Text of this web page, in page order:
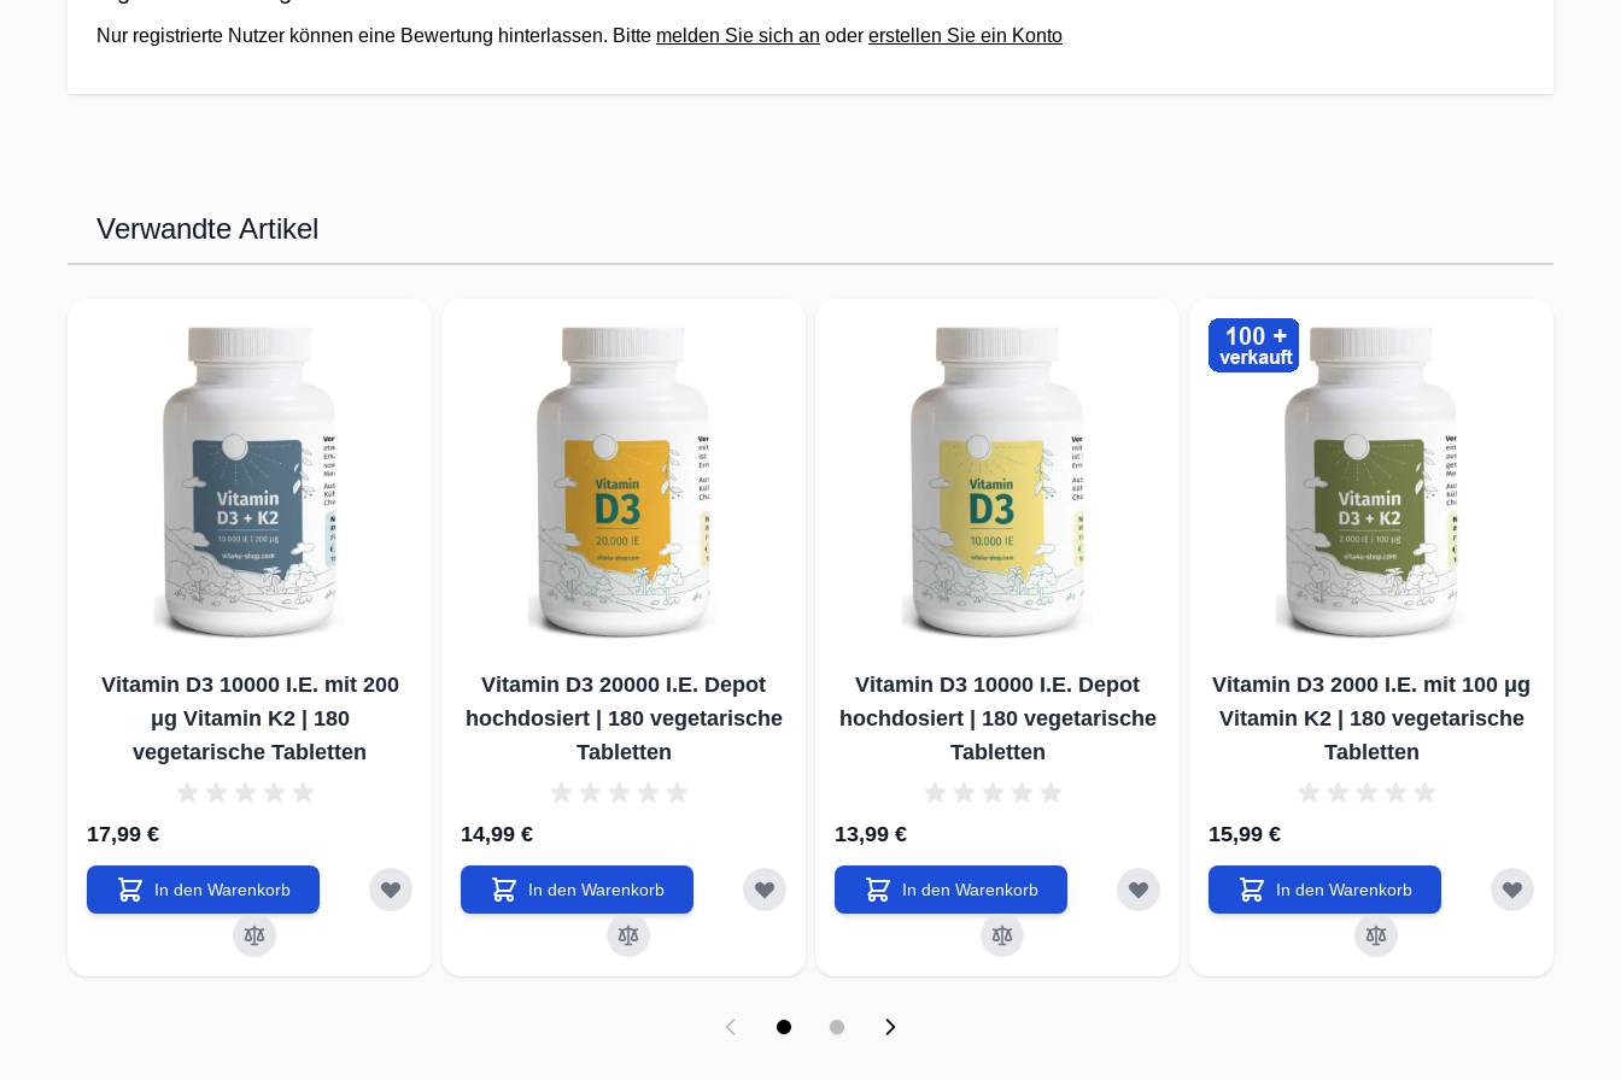
Nur registrierte Nutzer können eine Bewertung hinterlassen. Bitte melden Sie sich an oder erstellen Sie ein Konto
Verwandte Artikel
Vitamin D3 10000 I.E. mit 200
μg Vitamin K2 | 180
vegetarische Tabletten
17,99 €
In den Warenkorb
Vitamin D3 20000 I.E. Depot
hochdosiert | 180 vegetarische
Tabletten
14,99 €
In den Warenkorb
Vitamin D3 10000 I.E. Depot
hochdosiert | 180 vegetarische
Tabletten
13,99 €
In den Warenkorb
Vitamin D3 2000 I.E. mit 100 μg
Vitamin K2 | 180 vegetarische
Tabletten
15,99 €
In den Warenkorb